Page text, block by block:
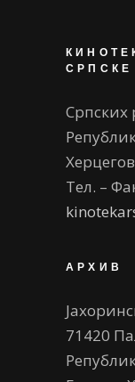
СРПСКЕ
Српских
Тел. –
АРХИВ
71420